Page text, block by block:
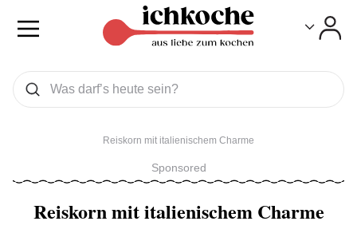
Was wollen Sie suchen
Suchen
Reiskorn mit italienischem Charme
Sponsored
Reiskorn mit italienischem Charme